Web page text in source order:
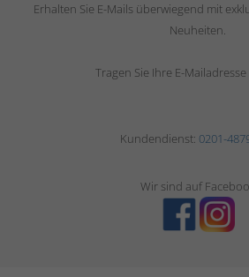
Erhalten Sie E-Mails überwiegend mit
Neuheiten.
Tragen Sie Ihre E-
Kundendienst: 0201-
Wir sind auf